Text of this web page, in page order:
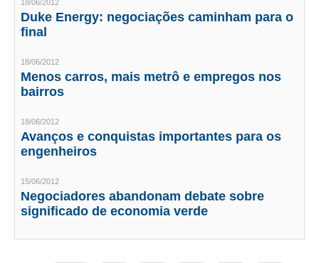
NOTÍCIAS NO WHATSAPP
PUBLICIDADE
MANUAL DE REDAÇÃO
RELEASES
CONTATO
CADASTRO
18/06/2012
Duke Energy: negociações caminham para o
final
18/06/2012
Menos carros, mais metrô e empregos nos
bairros
18/06/2012
Avanços e conquistas importantes para os
engenheiros
15/06/2012
Negociadores abandonam debate sobre
significado de economia verde